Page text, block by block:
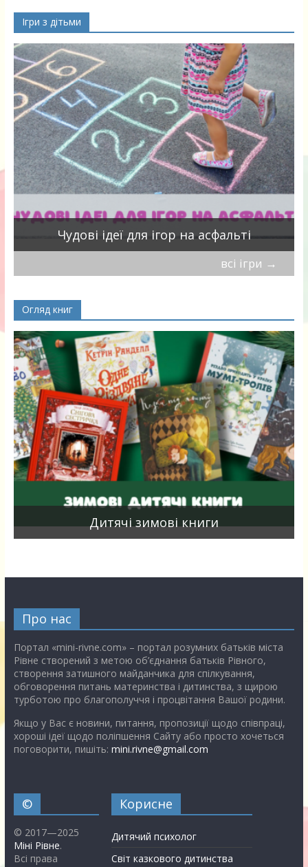
Ігри з дітьми
Чудові ідеї для ігор на асфальті
всі ігри →
Огляд книг
Дитячі зимові книги
Про нас
Портал «mini-rivne.com» – портал розумних батьків міста
Рівне створений з метою об’єднання батьків Рівного,
створення затишного майданчика для спілкування,
обговорення питань материнства і дитинства, з щирою
турботою про благополуччя і процвітання Вашої родини.
Якщо у Вас є новини, питання, пропозиції щодо співпраці,
хороші ідеї щодо поліпшення Сайту або просто хочеться
поговорити, пишіть: mini.rivne@gmail.com
©
© 2017—2025
Міні Рівне.
Всі права
Корисне
Дитячий психолог
Світ казкового дитинства